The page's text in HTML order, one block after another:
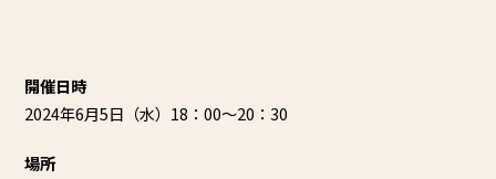
開催日時
2024年6月5日（水）18：00〜20：30
場所